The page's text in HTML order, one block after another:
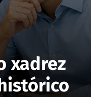
xadrez